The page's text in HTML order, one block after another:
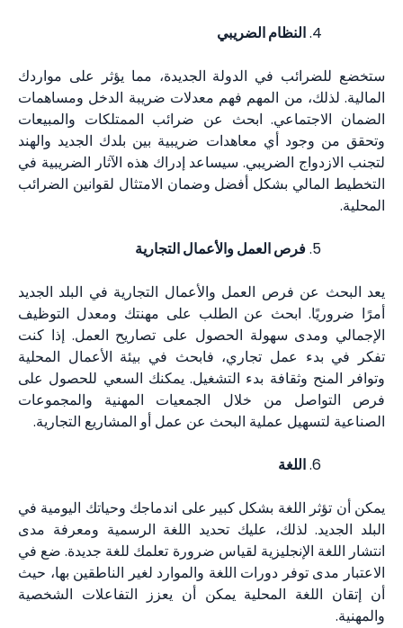
النظام الضريبي
ستخضع للضرائب في الدولة الجديدة، مما يؤثر على مواردك
المالية. لذلك، من المهم فهم معدلات ضريبة الدخل ومساهمات
الضمان الاجتماعي. ابحث عن ضرائب الممتلكات والمبيعات
وتحقق من وجود أي معاهدات ضريبية بين بلدك الجديد والهند
لتجنب الازدواج الضريبي. سيساعد إدراك هذه الآثار الضريبية في
التخطيط المالي بشكل أفضل وضمان الامتثال لقوانين الضرائب
المحلية.
فرص العمل والأعمال التجارية
يعد البحث عن فرص العمل والأعمال التجارية في البلد الجديد
أمرًا ضروريًا. ابحث عن الطلب على مهنتك ومعدل التوظيف
الإجمالي ومدى سهولة الحصول على تصاريح العمل. إذا كنت
تفكر في بدء عمل تجاري، فابحث في بيئة الأعمال المحلية
وتوافر المنح وثقافة بدء التشغيل. يمكنك السعي للحصول على
فرص التواصل من خلال الجمعيات المهنية والمجموعات
الصناعية لتسهيل عملية البحث عن عمل أو المشاريع التجارية.
اللغة
يمكن أن تؤثر اللغة بشكل كبير على اندماجك وحياتك اليومية في
البلد الجديد. لذلك، عليك تحديد اللغة الرسمية ومعرفة مدى
انتشار اللغة الإنجليزية لقياس ضرورة تعلمك للغة جديدة. ضع في
الاعتبار مدى توفر دورات اللغة والموارد لغير الناطقين بها، حيث
أن إتقان اللغة المحلية يمكن أن يعزز التفاعلات الشخصية
والمهنية.